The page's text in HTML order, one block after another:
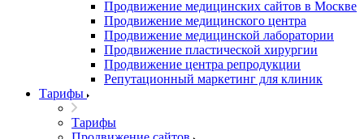
Продвижение медицинских сайтов в Москве
Продвижение медицинского центра
Продвижение медицинской лаборатории
Продвижение пластической хирургии
Продвижение центра репродукции
Репутационный маркетинг для клиник
Тарифы
Тарифы